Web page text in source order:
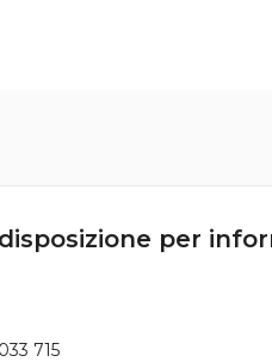
per
715